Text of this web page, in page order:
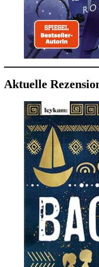
Aktuelle